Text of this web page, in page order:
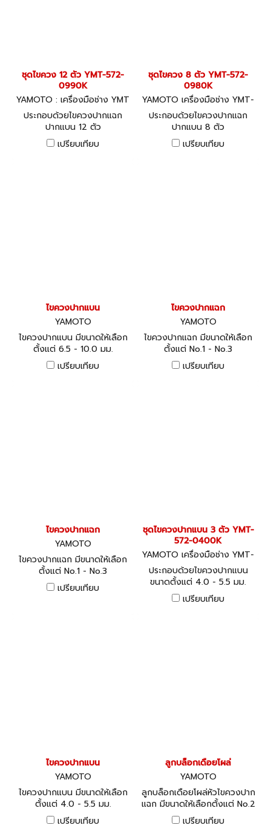
ชุดไขควง 12 ตัว YMT-572-
0990K
YAMOTO : เครื่องมือช่าง YMT
-572-0990K
ประกอบด้วยไขควงปากแฉก
ปากแบน 12 ตัว
เปรียบเทียบ
ชุดไขควง 8 ตัว YMT-572-
0980K
YAMOTO เครื่องมือช่าง YMT-
572-0980K
ประกอบด้วยไขควงปากแฉก
ปากแบน 8 ตัว
เปรียบเทียบ
ไขควงปากแบน
YAMOTO
ไขควงปากแบน มีขนาดให้เลือก
ตั้งแต่ 6.5 - 10.0 มม.
เปรียบเทียบ
ไขควงปากแฉก
YAMOTO
ไขควงปากแฉก มีขนาดให้เลือก
ตั้งแต่ No.1 - No.3
เปรียบเทียบ
ไขควงปากแฉก
YAMOTO
ไขควงปากแฉก มีขนาดให้เลือก
ตั้งแต่ No.1 - No.3
เปรียบเทียบ
ชุดไขควงปากแบน 3 ตัว YMT-
572-0400K
YAMOTO เครื่องมือช่าง YMT-
572-0400K
ประกอบด้วยไขควงปากแบน
ขนาดตั้งแต่ 4.0 - 5.5 มม.
เปรียบเทียบ
ไขควงปากแบน
YAMOTO
ไขควงปากแบน มีขนาดให้เลือก
ตั้งแต่ 4.0 - 5.5 มม.
เปรียบเทียบ
ลูกบล็อกเดือยโผล่
YAMOTO
ลูกบล็อกเดือยโผล่หัวไขควงปาก
แฉก มีขนาดให้เลือกตั้งแต่ No.2
- 4
เปรียบเทียบ